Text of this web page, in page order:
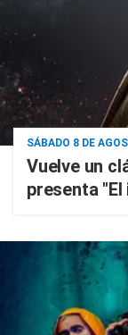
SÁBADO 8 DE
Vuelve un
presenta